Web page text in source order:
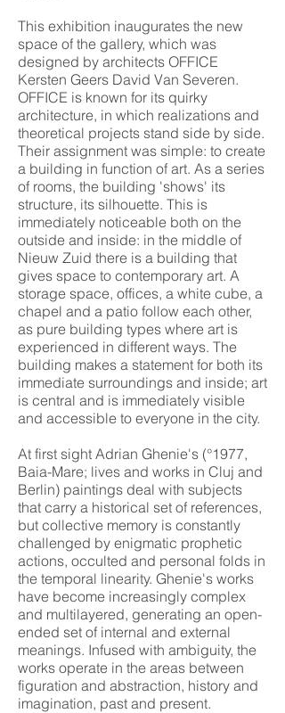
This exhibition inaugurates the new
space of the gallery, which was
designed by architects OFFICE
Kersten Geers David Van Severen.
OFFICE is known for its quirky
architecture, in which realizations and
theoretical projects stand side by side.
Their assignment was simple: to create
a building in function of art. As a series
of rooms, the building 'shows' its
structure, its silhouette. This is
immediately noticeable both on the
outside and inside: in the middle of
Nieuw Zuid there is a building that
gives space to contemporary art. A
storage space, offices, a white cube, a
chapel and a patio follow each other,
as pure building types where art is
experienced in different ways. The
building makes a statement for both its
immediate surroundings and inside; art
is central and is immediately visible
and accessible to everyone in the city.
At first sight Adrian Ghenie's (°1977,
Baia-Mare; lives and works in Cluj and
Berlin) paintings deal with subjects
that carry a historical set of references,
but collective memory is constantly
challenged by enigmatic prophetic
actions, occulted and personal folds in
the temporal linearity. Ghenie's works
have become increasingly complex
and multilayered, generating an open-
ended set of internal and external
meanings. Infused with ambiguity, the
works operate in the areas between
figuration and abstraction, history and
imagination, past and present.